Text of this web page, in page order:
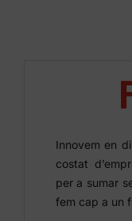
Innovem en
costat
per a sumar
fem cap a un